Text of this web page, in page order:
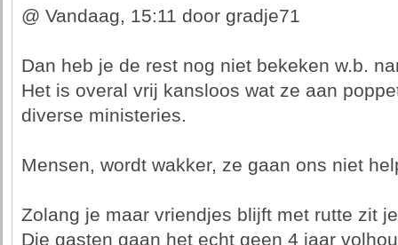
@ Vandaag, 15:11 door gradje71
Dan heb je de rest nog niet bekeken w.b.
Het is overal vrij kansloos wat ze aan
diverse ministeries.
Mensen, wordt wakker, ze gaan ons niet
Zolang je maar vriendjes blijft met rutte zit
Die gasten gaan het echt geen 4 jaar